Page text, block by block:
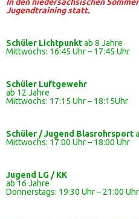
Jugendtraining statt.
Schüler Lichtpunktab 8 Jahre
Mittwochs: 16:45 Uhr – 17:45 Uhr
Schüler Luftgewehr
ab 12 Jahre
Mittwochs: 17:15 Uhr – 18:15Uhr
Schüler / Jugend Blasrohrsport
Mittwochs: 17:00 Uhr – 18:00 Uhr
Jugend LG / KK
ab 16 Jahre
Donnerstags: 19:30 Uhr – 21:00 Uhr